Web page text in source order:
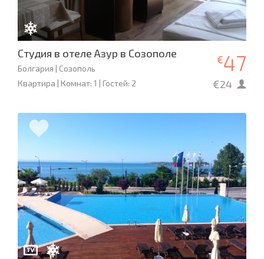
Студия в отеле Азур в Созополе
Болгария | Созополь
Квартира | Комнат: 1 | Гостей: 2
€47
€24